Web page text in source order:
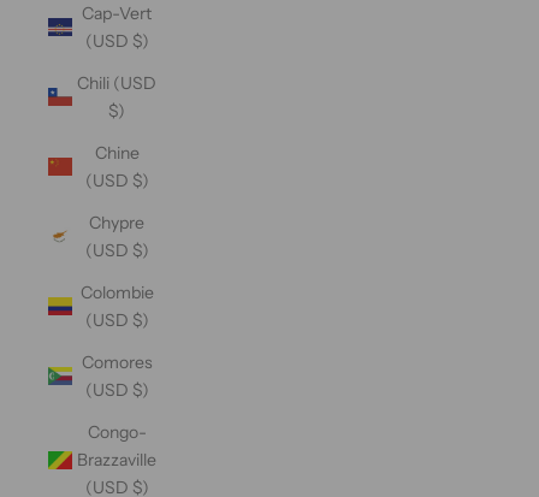
Cap-Vert
(USD $)
Chili (USD
$)
Chine
(USD $)
Chypre
(USD $)
Colombie
(USD $)
Comores
(USD $)
Congo-
Brazzaville
(USD $)